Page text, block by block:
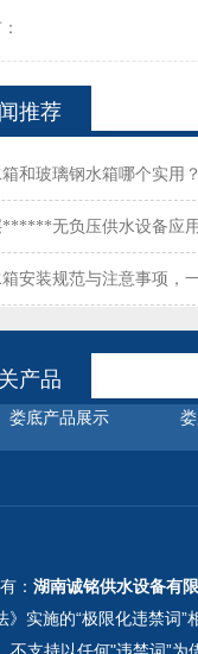
推荐
和玻璃钢水箱哪个实用
******无负压供水设备应
安装规范与注意事项，
产品
娄底产品展示
： 湖南诚铭供水设备有
实施的“极限化违禁词